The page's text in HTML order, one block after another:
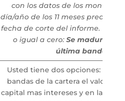
con los datos de los montos
día/año de los 11 meses
fecha de corte del informe.
o igual a cero: Se madura
última banda
Usted tiene dos opciones:
bandas de la cartera el valor de
capital mas intereses y en la fila